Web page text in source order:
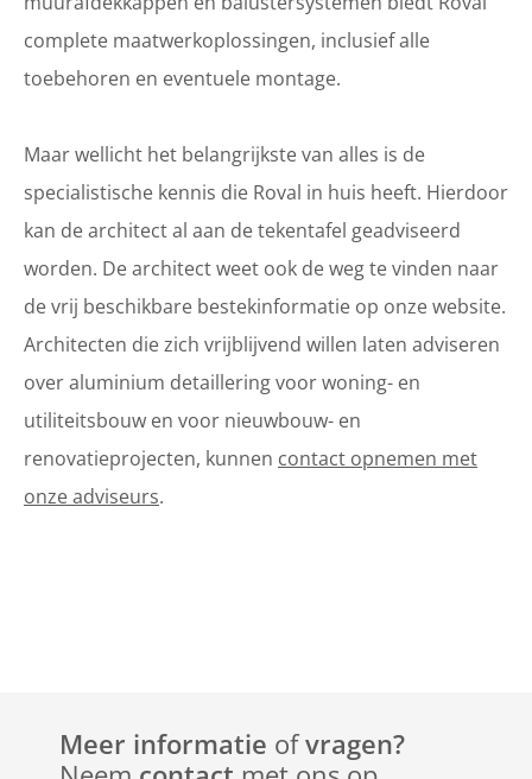
complete maatwerkoplossingen, inclusief alle
toebehoren en eventuele montage.
Maar wellicht het belangrijkste van alles is de
specialistische kennis die Roval in huis heeft. Hierdoor
kan de architect al aan de tekentafel geadviseerd
worden. De architect weet ook de weg te vinden naar
de vrij beschikbare bestekinformatie op onze website.
Architecten die zich vrijblijvend willen laten adviseren
over aluminium detaillering voor woning- en
utiliteitsbouw en voor nieuwbouw- en
renovatieprojecten, kunnen contact opnemen met
onze adviseurs.
Meer informatie ofvragen?